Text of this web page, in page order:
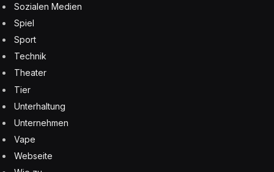
Sozialen Medien
Spiel
Sport
Technik
Theater
Tier
Unterhaltung
Unternehmen
Vape
Webseite